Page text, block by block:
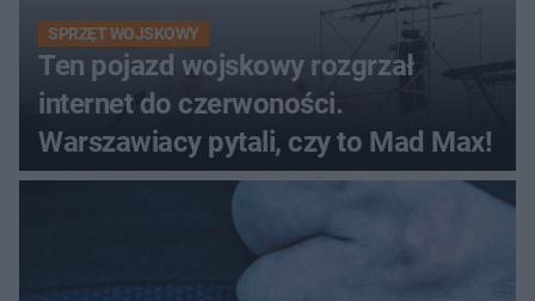
SPRZĘT WOJSKOWY
Ten pojazd wojskowy rozgrzał
internet do czerwoności.
Warszawiacy pytali, czy to Mad Max!